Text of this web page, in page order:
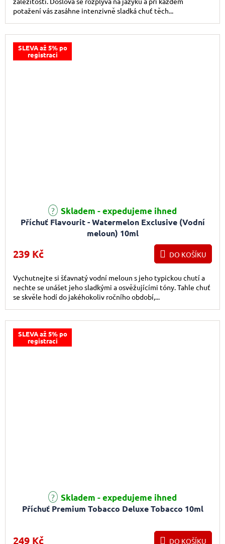
potažení vás zasáhne intenzivně sladká chuť těch...
SLEVA až 5% po
registraci
Příchuť Flavourit - Watermelon Exclusive (Vodní
meloun) 10ml
Skladem - expedujeme ihned
239 Kč DO KOŠÍKU
Vychutnejte si šťavnatý vodní meloun s jeho typickou chutí a
nechte se unášet jeho sladkými a osvěžujícími tóny. Tahle chuť
se skvěle hodí do jakéhokoliv ročního období,...
SLEVA až 5% po
registraci
Příchuť Premium Tobacco Deluxe Tobacco 10ml
Průměrné hodnocení produktu je 5,0 z 5 hvězdiček.
Skladem - expedujeme ihned
249 Kč DO KOŠÍKU